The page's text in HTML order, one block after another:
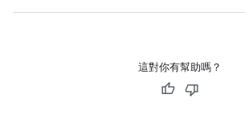
這對你有幫助嗎？